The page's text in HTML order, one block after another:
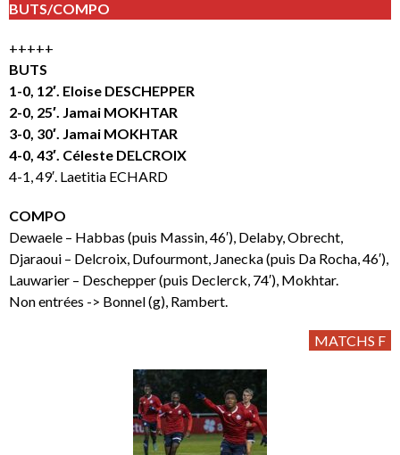
BUTS/COMPO
+++++
BUTS
1-0, 12′. Eloise DESCHEPPER
2-0, 25′. Jamai MOKHTAR
3-0, 30′. Jamai MOKHTAR
4-0, 43′. Céleste DELCROIX
4-1, 49′. Laetitia ECHARD
COMPO
Dewaele – Habbas (puis Massin, 46′), Delaby, Obrecht,
Djaraoui – Delcroix, Dufourmont, Janecka (puis Da Rocha, 46′),
Lauwarier – Deschepper (puis Declerck, 74′), Mokhtar.
Non entrées -> Bonnel (g), Rambert.
MATCHS F